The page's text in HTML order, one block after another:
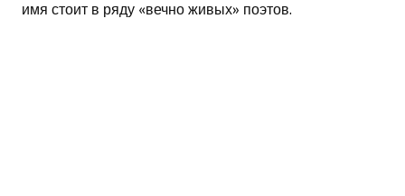
имя стоит в ряду «вечно живых» поэтов.